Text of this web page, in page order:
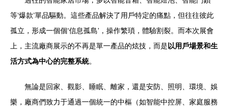
等‘爆款’單品驅動。這些產品解決了用戶特定的痛點，但往往彼此
孤立，形成一個個‘信息孤島’，操作繁瑣，體驗割裂。而本次展會
上，主流廠商展示的不再是單一產品的炫技，而是以用戶場景和生
活方式為中心的完整系統。
無論是回家、觀影、睡眠、離家，還是安防、照明、環境、娛
樂，廠商們致力于通過一個統一的中樞（如智能中控屏、家庭服務